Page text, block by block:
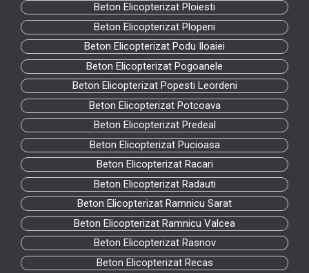
Beton Elicopterizat Ploiesti
Beton Elicopterizat Plopeni
Beton Elicopterizat Podu Iloaiei
Beton Elicopterizat Pogoanele
Beton Elicopterizat Popesti Leordeni
Beton Elicopterizat Potcoava
Beton Elicopterizat Predeal
Beton Elicopterizat Pucioasa
Beton Elicopterizat Racari
Beton Elicopterizat Radauti
Beton Elicopterizat Ramnicu Sarat
Beton Elicopterizat Ramnicu Valcea
Beton Elicopterizat Rasnov
Beton Elicopterizat Recas